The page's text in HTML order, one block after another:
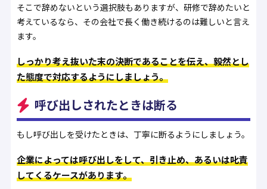
そこで辞めないという選択肢もありますが、研修で辞めたいと
考えているなら、その会社で長く働き続けるのは難しいと言え
ます。
しっかり考え抜いた末の決断であることを伝え、毅然とし
た態度で対応するようにしましょう。
呼び出しされたときは断る
もし呼び出しを受けたときは、丁寧に断るようにしましょう。
企業によっては呼び出しをして、引き止め、あるいは叱責
してくるケースがあります。